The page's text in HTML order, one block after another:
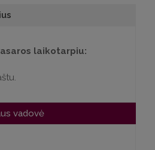
laikotarpiu:
vadovė